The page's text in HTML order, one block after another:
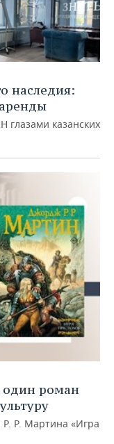
наследия:
глазами казанских
один роман
Р. Мартина «Игра